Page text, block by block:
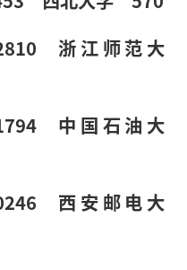
浙江师范大
中国石油大
西安邮电大